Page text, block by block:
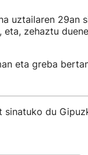
uztailaren 29an
eta, zehaztu
eta greba
sinatuko du